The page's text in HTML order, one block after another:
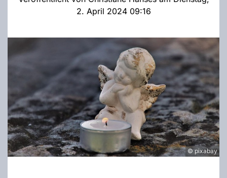
2. April 2024 09:16
© pixabay